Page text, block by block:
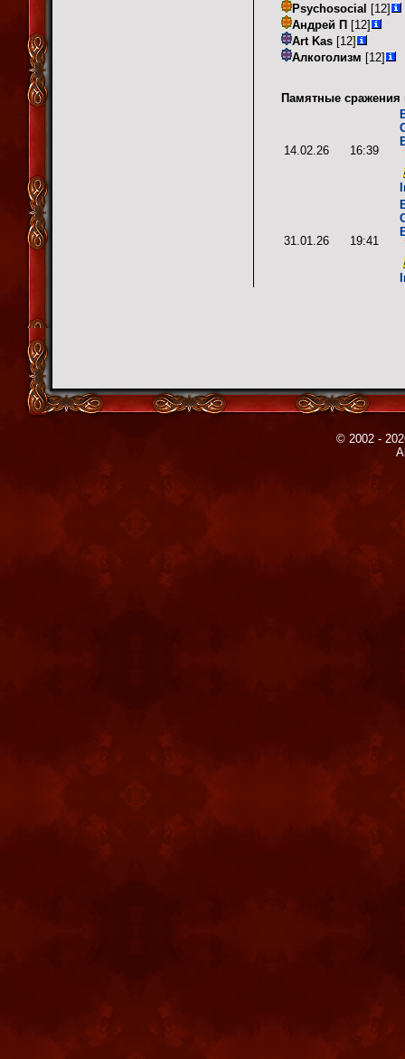
Psychosocial [12]
Андрей П [12]
Art Kas [12]
Алкоголизм [12]
Памятные сражения
14.02.26 16:39
31.01.26 19:41
© 2002 -